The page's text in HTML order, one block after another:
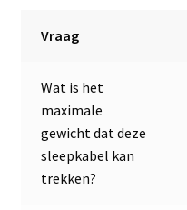
Vraag
Wat is het
maximale
gewicht dat deze
sleepkabel kan
trekken?